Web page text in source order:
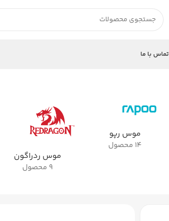
تماس با ما
موس رپو
14 محصول
موس ردراگون
9 محصول